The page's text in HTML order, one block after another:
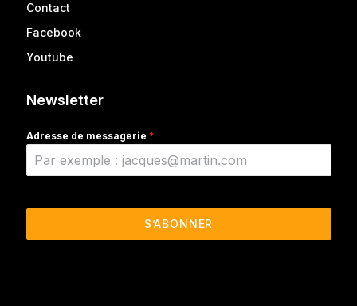
Contact
Facebook
Youtube
Newsletter
Adresse de messagerie *
S’ABONNER